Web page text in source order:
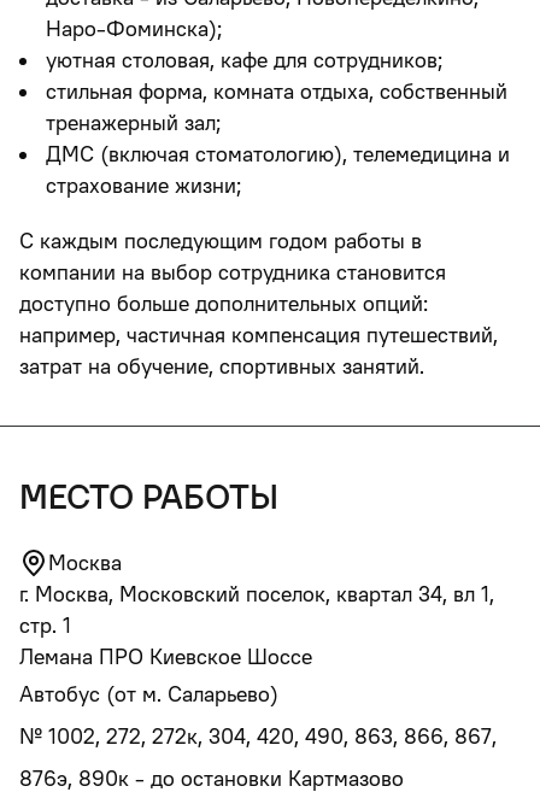
Наро-Фоминска);
уютная столовая, кафе для сотрудников;
стильная форма, комната отдыха, собственный
тренажерный зал;
ДМС (включая стоматологию), телемедицина и
страхование жизни;
С каждым последующим годом работы в
компании на выбор сотрудника становится
доступно больше дополнительных опций:
например, частичная компенсация путешествий,
затрат на обучение, спортивных занятий.
место работы
Москва
г. Москва, Московский поселок, квартал 34, вл 1,
стр. 1
Лемана ПРО Киевское Шоссе
Автобус (от м. Саларьево)
№ 1002, 272, 272к, 304, 420, 490, 863, 866, 867,
876э, 890к - до остановки Картмазово